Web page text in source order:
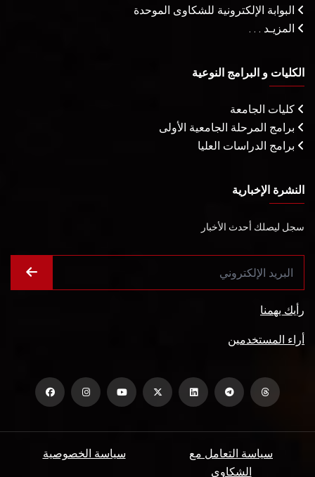
البوابة الإلكترونية للشكاوى الموحدة
المزيـد . . .
الكليات و البرامج النوعية
كليات الجامعة
برامج المرحلة الجامعية الأولى
برامج الدراسات العليا
النشرة الإخبارية
سجل ليصلك أحدث الأخبار
رأيك يهمنا
أراء المستخدمين
سياسة الخصوصية
سياسة التعامل مع
الشكاوي